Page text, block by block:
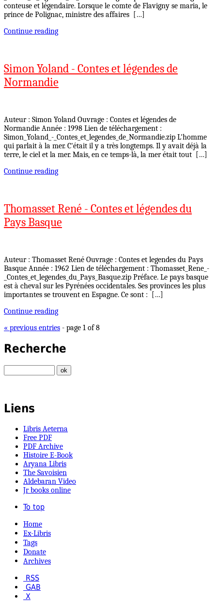
conteuse et légendaire. Lorsque le comte de Flavigny se maria, le
prince de Polignac, ministre des affaires […]
Continue reading
Simon Yoland - Contes et légendes de
Normandie
Auteur : Simon Yoland Ouvrage : Contes et légendes de
Normandie Année : 1998 Lien de téléchargement :
Simon_Yoland_-_Contes_et_legendes_de_Normandie.zip L'homme
qui parlait à la mer. C'était il y a très longtemps. Il y avait déjà la
terre, le ciel et la mer. Mais, en ce temps-là, la mer était tout […]
Continue reading
Thomasset René - Contes et légendes du
Pays Basque
Auteur : Thomasset René Ouvrage : Contes et legendes du Pays
Basque Année : 1962 Lien de téléchargement : Thomasset_Rene_-
_Contes_et_legendes_du_Pays_Basque.zip Préface. Le pays basque
est à cheval sur les Pyrénées occidentales. Ses provinces les plus
importantes se trouvent en Espagne. Ce sont : […]
Continue reading
« previous entries - page 1 of 8
Recherche
Liens
Libris Aeterna
Free PDF
PDF Archive
Histoire E-Book
Aryana Libris
The Savoisien
Aldebaran Video
Jr books online
To top
Home
Ex-Libris
Tags
Donate
Archives
RSS
GAB
X